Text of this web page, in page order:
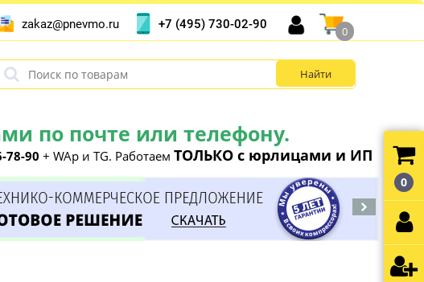
по почте или телефону.
78-90 + WAp и TG. Работаем ТОЛЬКО с юрлицами и ИП
zakaz@pnevmo.ru +7 (495) 730-02-90
0
0